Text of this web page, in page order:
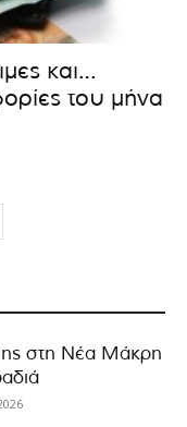
και…
του μήνα
στη Νέα Μάκρη